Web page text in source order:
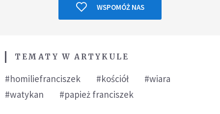
WSPOMÓŻ NAS
TEMATY W ARTYKULE
#homiliefranciszek #kościół
#wiara
#watykan
#papież franciszek